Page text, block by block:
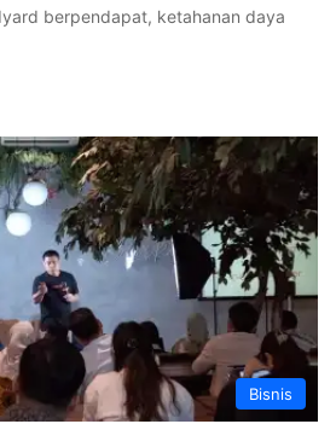
berpendapat, ketahanan daya
Bisnis